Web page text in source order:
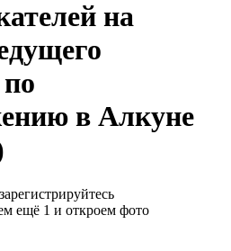
на
в Алкуне
ещё 1 и откроем фото